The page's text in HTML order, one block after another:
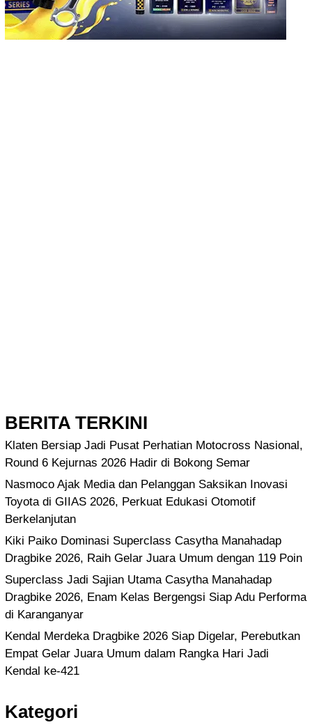
BERITA TERKINI
Klaten Bersiap Jadi Pusat Perhatian Motocross Nasional,
Round 6 Kejurnas 2026 Hadir di Bokong Semar
Nasmoco Ajak Media dan Pelanggan Saksikan Inovasi
Toyota di GIIAS 2026, Perkuat Edukasi Otomotif
Berkelanjutan
Kiki Paiko Dominasi Superclass Casytha Manahadap
Dragbike 2026, Raih Gelar Juara Umum dengan 119 Poin
Superclass Jadi Sajian Utama Casytha Manahadap
Dragbike 2026, Enam Kelas Bergengsi Siap Adu Performa
di Karanganyar
Kendal Merdeka Dragbike 2026 Siap Digelar, Perebutkan
Empat Gelar Juara Umum dalam Rangka Hari Jadi
Kendal ke-421
Kategori